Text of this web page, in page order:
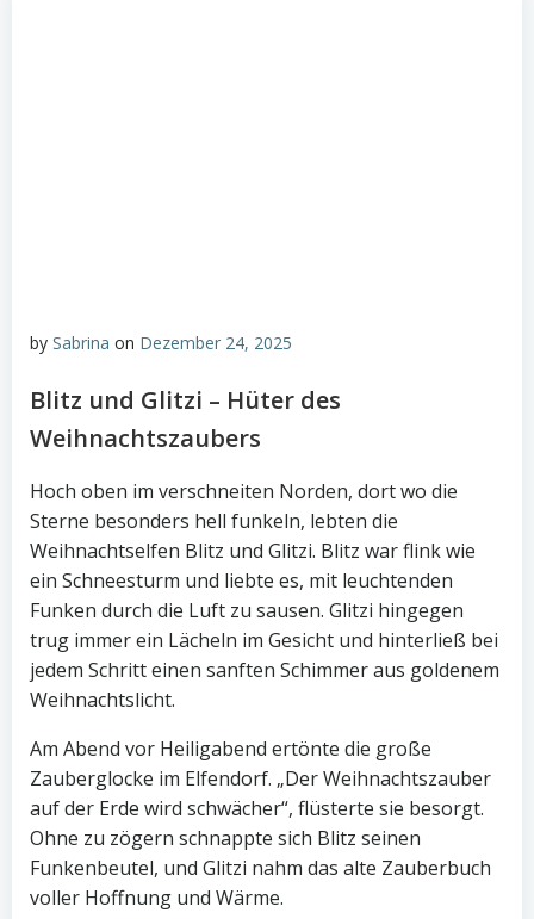
by Sabrina on Dezember 24, 2025
Blitz und Glitzi – Hüter des
Weihnachtszaubers
Hoch oben im verschneiten Norden, dort wo die
Sterne besonders hell funkeln, lebten die
Weihnachtselfen Blitz und Glitzi. Blitz war flink wie
ein Schneesturm und liebte es, mit leuchtenden
Funken durch die Luft zu sausen. Glitzi hingegen
trug immer ein Lächeln im Gesicht und hinterließ bei
jedem Schritt einen sanften Schimmer aus goldenem
Weihnachtslicht.
Am Abend vor Heiligabend ertönte die große
Zauberglocke im Elfendorf. „Der Weihnachtszauber
auf der Erde wird schwächer“, flüsterte sie besorgt.
Ohne zu zögern schnappte sich Blitz seinen
Funkenbeutel, und Glitzi nahm das alte Zauberbuch
voller Hoffnung und Wärme.